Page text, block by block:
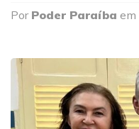
Por Poder Paraíba em